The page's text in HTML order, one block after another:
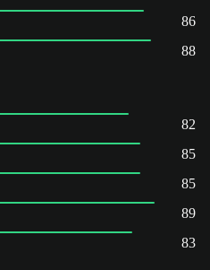
86
88
82
85
85
89
83